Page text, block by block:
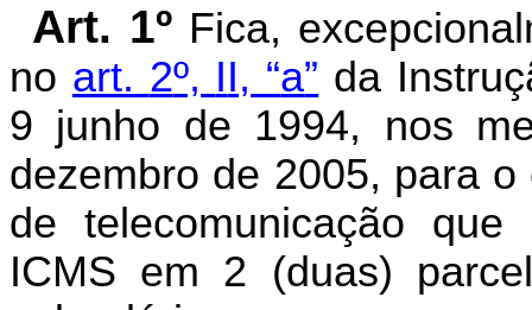
Art. 1º Fica,
no art. 2º, II, “a” da
9 junho de 1994, nos
dezembro de 2005, para
de telecomunicação
ICMS em 2 (duas)